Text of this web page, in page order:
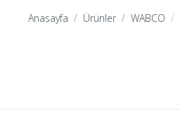
Anasayfa Ürünler WABCO